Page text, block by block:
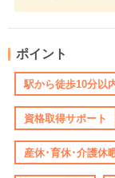
ポイント
駅から徒歩10分以
資格取得サポート
産休･育休･介護休